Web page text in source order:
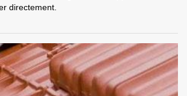
directement.